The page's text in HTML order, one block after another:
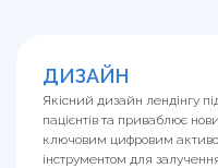
ДИЗАЙН
Якісний дизайн лендінгу
пацієнтів та приваблює
ключовим цифровим
інструментом для залучення